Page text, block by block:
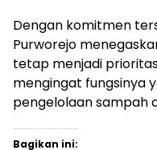
Dengan komitmen
Purworejo
tetap menjadi
mengingat fungsinya
pengelolaan sampah
Bagikan ini: